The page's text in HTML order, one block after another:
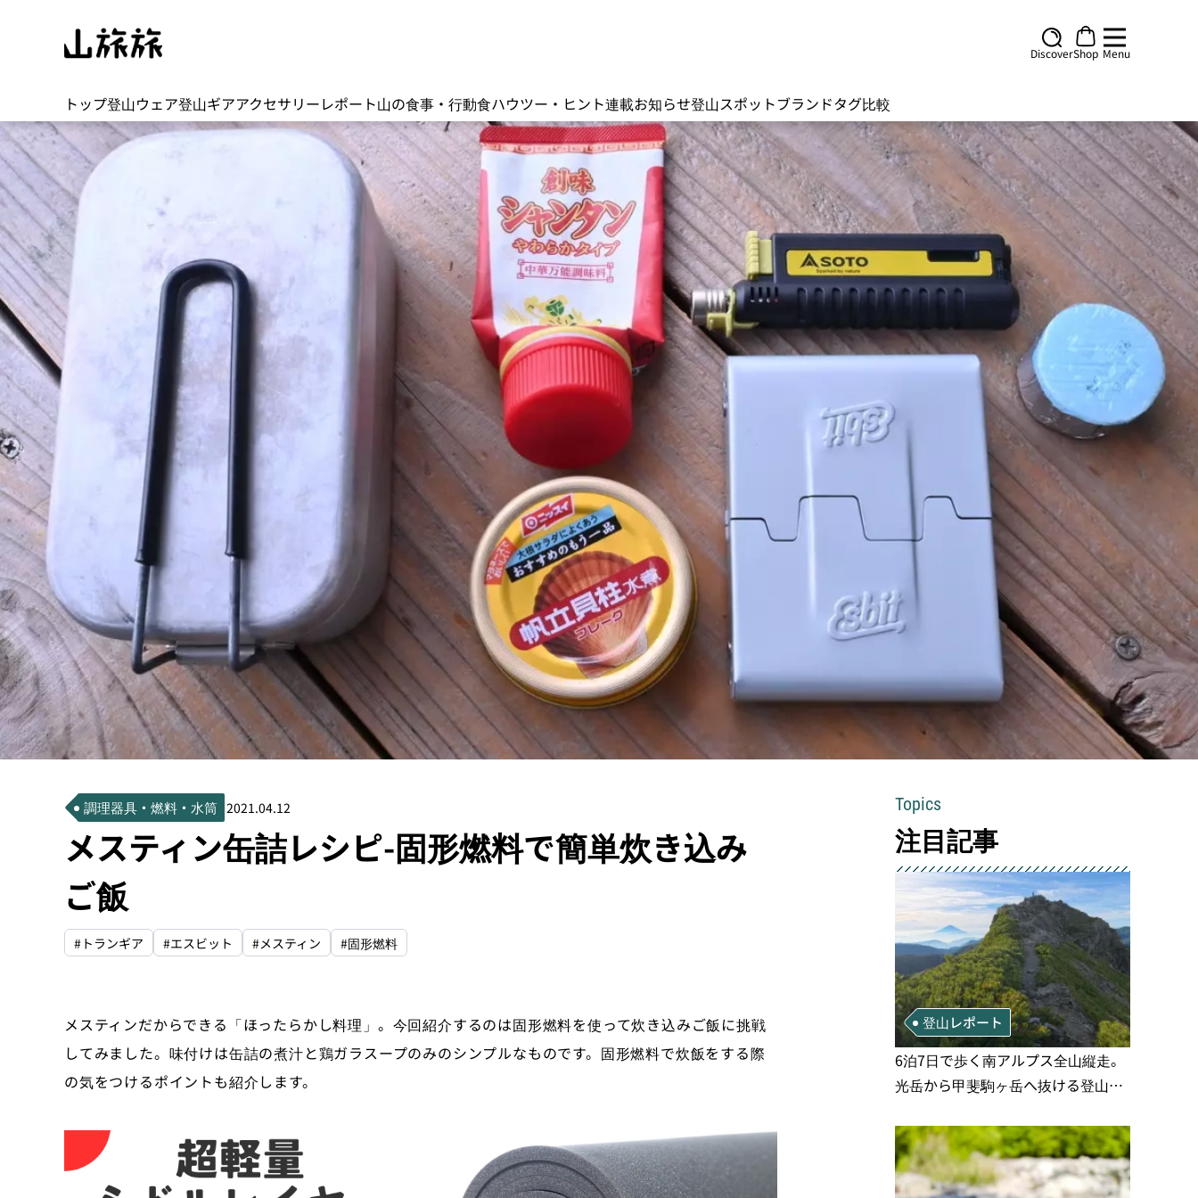
DiscoverShop Menu
トップ登山ウェア登山ギアアクセサリーレポート山の食事・行動食ハウツー・ヒント連載お知らせ登山スポットブランドタグ比較
調理器具・燃料・水筒 2021.04.12
メスティン缶詰レシピ-固形燃料で簡単炊き込み
ご飯
#トランギア #エスビット #メスティン #固形燃料
メスティンだからできる「ほったらかし料理」。今回紹介するのは固形燃料を使って炊き込みご飯に挑戦
してみました。味付けは缶詰の煮汁と鶏ガラスープのみのシンプルなものです。固形燃料で炊飯をする際
の気をつけるポイントも紹介します。
Topics
注目記事
登山レポート
6泊7日で歩く南アルプス全山縦走。
光岳から甲斐駒ヶ岳へ抜ける登山の